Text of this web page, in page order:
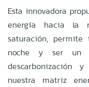
Esta innovadora
energía hacia la
saturación,
noche y ser un
descarbonización
nuestra matriz